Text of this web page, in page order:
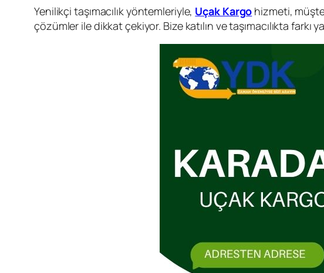
Yenilikçi taşımacılık yöntemleriyle, Uçak Kargo hizmeti,
çözümler ile dikkat çekiyor. Bize katılın ve taşımacılıkta farkı